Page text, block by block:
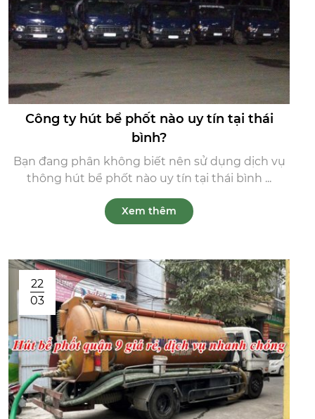
Công ty hút bể phốt nào uy tín tại thái
bình?
Bạn đang phân không biết nên sử dụng dịch vụ
thông hút bể phốt nào uy tín tại thái bình ...
Xem thêm
22
03